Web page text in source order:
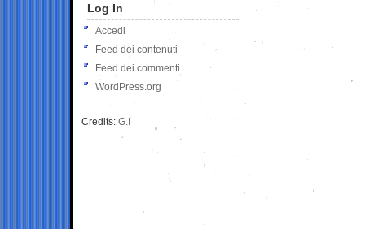
Log In
Accedi
Feed dei contenuti
Feed dei commenti
WordPress.org
Credits: G.I